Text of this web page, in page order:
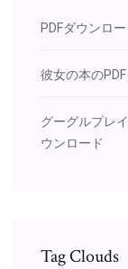
PDFダウンロ
彼女の本の
グーグルプレ
ウンロード
Tag Clouds